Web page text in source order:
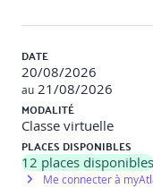
Atelier pratique:
[Jour 2 - Après-midi]
Conformité,
Audits de conformité
DATE
20/08/2026
au 21/08/2026
MODALITÉ
Classe virtuelle
PLACES DISPONIBLES
12 places disponibles
Me connecter à